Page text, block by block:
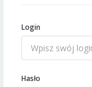
Login
Hasło